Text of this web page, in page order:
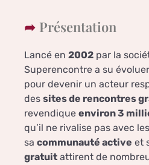
Présentation
Lancé en 2002 par la
Superencontre a su
pour devenir un acteur
des sites de rencontres
revendique environ 3
qu’il ne rivalise pas avec
sa communauté active et
gratuit attirent de